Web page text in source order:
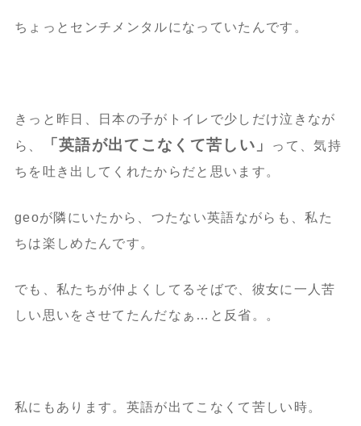
ちょっとセンチメンタルになっていたんです。
きっと昨日、日本の子がトイレで少しだけ泣きなが
ら、
「英語が出てこなくて苦しい」
って、気持
ちを吐き出してくれたからだと思います。
geoが隣にいたから、つたない英語ながらも、私た
ちは楽しめたんです。
でも、私たちが仲よくしてるそばで、彼女に一人苦
しい思いをさせてたんだなぁ…と反省。。
私にもあります。英語が出てこなくて苦しい時。